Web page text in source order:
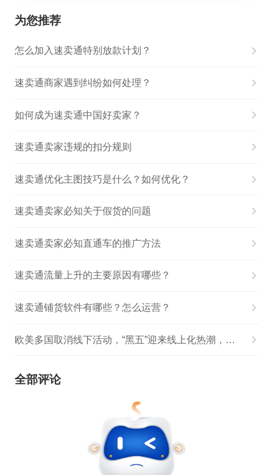
为您推荐
怎么加入速卖通特别放款计划？
速卖通商家遇到纠纷如何处理？
如何成为速卖通中国好卖家？
速卖通卖家违规的扣分规则
速卖通优化主图技巧是什么？如何优化？
速卖通卖家必知关于假货的问题
速卖通卖家必知直通车的推广方法
速卖通流量上升的主要原因有哪些？
速卖通铺货软件有哪些？怎么运营？
欧美多国取消线下活动，“黑五”迎来线上化热潮，速卖通销售额激增3.5倍
全部评论